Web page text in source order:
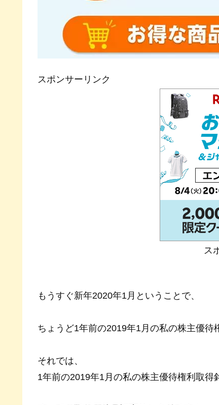
スポンサーリンク
ス
もうすぐ新年2020年1月ということで、
ちょうど1年前の2019年1月の私の株主優待
それでは、
1年前の2019年1月の私の株主優待権利取得